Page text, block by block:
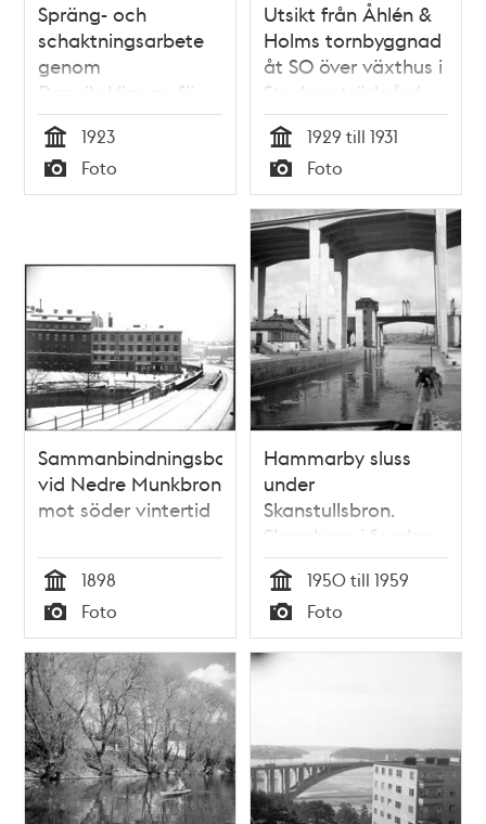
Spräng- och
schaktningsarbete
genom
Danviksklippan för
Danvikskanalen i
Hammarbyleden. I
bakgrunden
Danviksbro
Tid
1923
Typ
Foto
Utsikt från Åhlén &
Holms tornbyggnad
åt SO över växthus i
Stadens trädgård,
Hammarbyleden
och General Motors
fabriksanläggning
Tid
1929 till 1931
Typ
Foto
Sammanbindningsbanan
vid Nedre Munkbron
mot söder vintertid
Tid
1898
Typ
Foto
Hammarby sluss
under
Skanstullsbron.
Skansbron i fonden
Tid
1950 till 1959
Typ
Foto